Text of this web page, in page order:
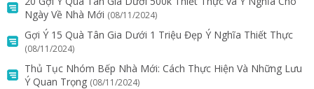
Ngày Về Nhà Mới (08/11/2024)
Gợi Ý 15 Quà Tân Gia Dưới 1 Triệu Đẹp Ý Nghĩa Thiết Thực
(08/11/2024)
Thủ Tục Nhóm Bếp Nhà Mới: Cách Thực Hiện Và Những Lưu
Ý Quan Trọng (08/11/2024)